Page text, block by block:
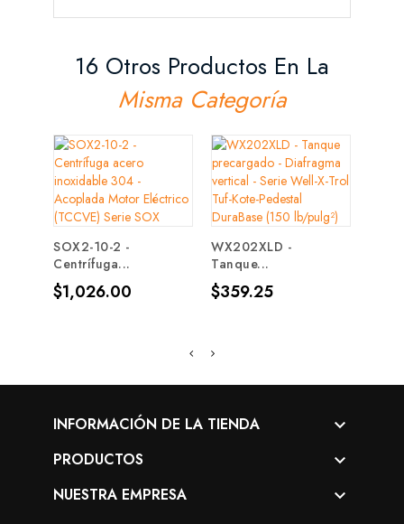
16 Otros Productos En La
Misma Categoría
SOX2-10-2 -
Centrífuga...
Precio
$1,026.00
WX202XLD -
Tanque...
Precio
$359.25
INFORMACIÓN DE LA TIENDA 
PRODUCTOS 
NUESTRA EMPRESA 